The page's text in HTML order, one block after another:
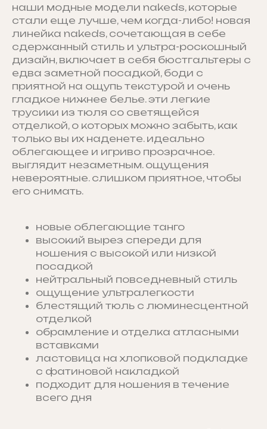
наши модные модели nakeds, которые
стали еще лучше, чем когда-либо! новая
линейка nakeds, сочетающая в себе
сдержанный стиль и ультра-роскошный
дизайн, включает в себя бюстгальтеры с
едва заметной посадкой, боди с
приятной на ощупь текстурой и очень
гладкое нижнее белье. эти легкие
трусики из тюля со светящейся
отделкой, о которых можно забыть, как
только вы их наденете. идеально
облегающее и игриво прозрачное.
выглядит незаметным. ощущения
невероятные. слишком приятное, чтобы
его снимать.
новые облегающие танго
высокий вырез спереди для
ношения с высокой или низкой
посадкой
нейтральный повседневный стиль
ощущение ультралегкости
блестящий тюль с люминесцентной
отделкой
обрамление и отделка атласными
вставками
ластовица на хлопковой подкладке
с фатиновой накладкой
подходит для ношения в течение
всего дня